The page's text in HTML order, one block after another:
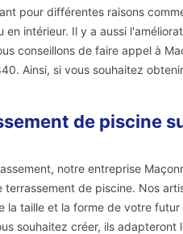
pour différentes raisons
intérieur. Il y a aussi
conseillons de faire appel à
Ainsi, si vous souhaitez
de piscine
notre entreprise
de piscine. Nos
taille et la forme de votre
souhaitez créer, ils adapteront